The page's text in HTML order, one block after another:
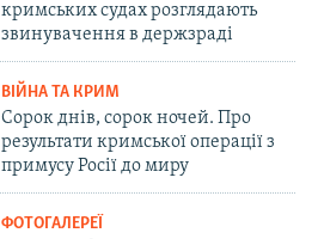
кримських судах розглядають
звинувачення в держзраді
ВІЙНА ТА КРИМ
Сорок днів, сорок ночей. Про
результати кримської операції з
примусу Росії до миру
ФОТОГАЛЕРЕЇ